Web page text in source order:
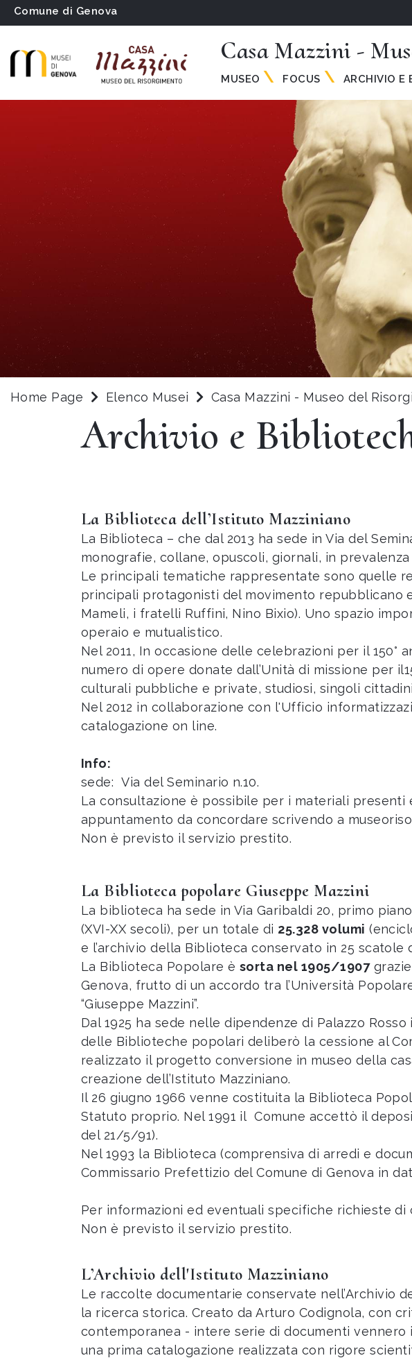
Comune di Genova
Casa Mazzini -
MUSEO FOCUS ARCHIVIO E
Home Page Elenco Musei Casa Mazzini - Museo del
Archivio e
La Biblioteca dell’Istituto Mazziniano
La Biblioteca – che dal 2013 ha sede in Via del
monografie, collane, opuscoli, giornali, in prevalenza
Le principali tematiche rappresentate sono quelle
principali protagonisti del movimento repubblicano
Mameli, i fratelli Ruffini, Nino Bixio). Uno spazio
operaio e mutualistico.
Nel 2011, In occasione delle celebrazioni per il 150°
numero di opere donate dall’Unità di missione per
culturali pubbliche e private, studiosi, singoli
Nel 2012 in collaborazione con l'Ufficio
catalogazione on line.
Info:
sede: Via del Seminario n.10.
La consultazione è possibile per i materiali
appuntamento da concordare scrivendo a
Non è previsto il servizio prestito.
La Biblioteca popolare Giuseppe Mazzini
La biblioteca ha sede in Via Garibaldi 20, primo
(XVI-XX secoli), per un totale di 25.328 volumi
e l’archivio della Biblioteca conservato in 25 scatole
La Biblioteca Popolare è sorta nel 1905/1907grazie
Genova, frutto di un accordo tra l’Università
“Giuseppe Mazzini”.
Dal 1925 ha sede nelle dipendenze di Palazzo
delle Biblioteche popolari deliberò la cessione al
realizzato il progetto conversione in museo della
creazione dell’Istituto Mazziniano.
Il 26 giugno 1966 venne costituita la Biblioteca
Statuto proprio. Nel 1991 il Comune accettò il
del 21/5/91).
Nel 1993 la Biblioteca (comprensiva di arredi e
Commissario Prefettizio del Comune di Genova in
Per informazioni ed eventuali specifiche richieste di
Non è previsto il servizio prestito.
L’Archivio dell'Istituto Mazziniano
Le raccolte documentarie conservate nell’Archivio
la ricerca storica. Creato da Arturo Codignola, con
contemporanea - intere serie di documenti
una prima catalogazione realizzata con rigore